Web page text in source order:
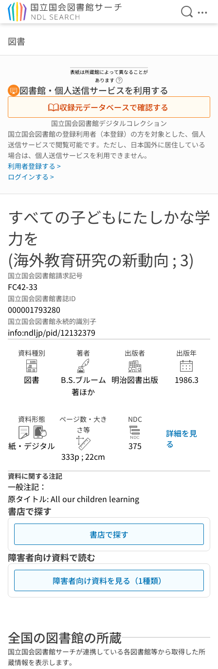
検索を
メ
図書
表紙は所蔵館によって異なることが
あります
図書館・個人送信サービスを利用する
収録元データベースで確認する
国立国会図書館デジタルコレクション
国立国会図書館の登録利用者（本登録）の方を対象とした、個人
送信サービスで閲覧可能です。ただし、日本国外に居住している
場合は、個人送信サービスを利用できません。
利用者登録する >
ログインする >
すべての子どもにたしかな学
力を
(海外教育研究の新動向 ; 3)
国立国会図書館請求記号
FC42-33
国立国会図書館書誌ID
000001793280
国立国会図書館永続的識別子
info:ndljp/pid/12132379
資料種別
図書
著者
B.S.ブルーム
著ほか
出版者
明治図書出版
出版年
1986.3
資料形態
紙・デジタル
ページ数・大き
さ等
333p ; 22cm
NDC
375
詳細を見
る
資料に関する注記
一般注記：
原タイトル: All our children learning
書店で探す
書店で探す
障害者向け資料で読む
障害者向け資料を見る（1種類）
全国の図書館の所蔵
国立国会図書館サーチが連携している各図書館等から取得した所
蔵情報を表示します。